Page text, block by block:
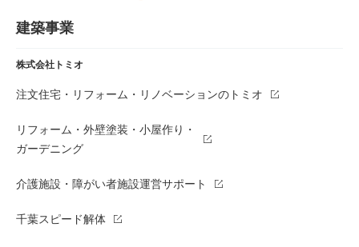
建築事業
株式会社トミオ
注文住宅・リフォーム・リノベーションのトミオ
リフォーム・外壁塗装・小屋作り・
ガーデニング
介護施設・障がい者施設運営サポート
千葉スピード解体